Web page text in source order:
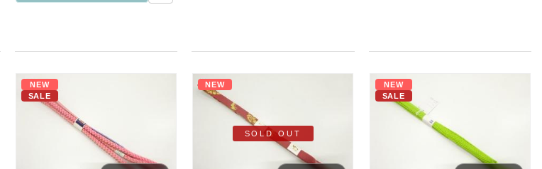
NEW
SALE
NEW
SOLD OUT
NEW
SALE